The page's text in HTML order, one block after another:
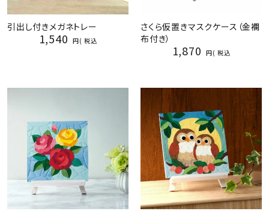
引出し付きメガネトレー
1,540 税込
さくら仮置きマスクケース（金襴
布付き）
1,870 税込